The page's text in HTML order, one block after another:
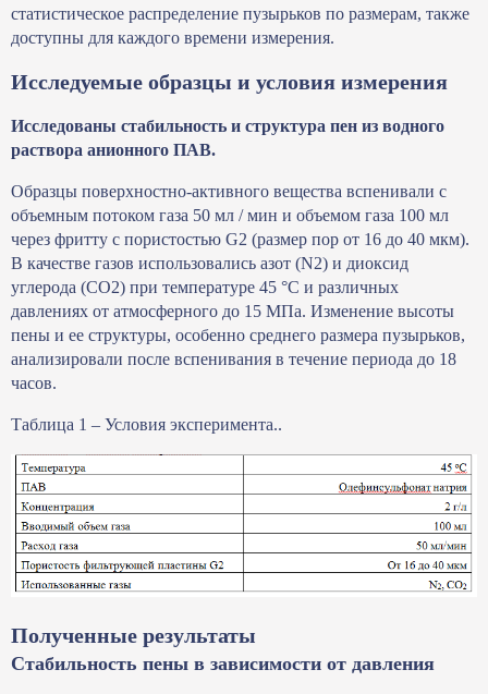
статистическое распределение пузырьков по размерам, также
доступны для каждого времени измерения.
Исследуемые образцы и условия измерения
Исследованы стабильность и структура пен из водного
раствора анионного ПАВ.
Образцы поверхностно-активного вещества вспенивали с
объемным потоком газа 50 мл / мин и объемом газа 100 мл
через фритту с пористостью G2 (размер пор от 16 до 40 мкм).
В качестве газов использовались азот (N2) и диоксид
углерода (CO2) при температуре 45 °C и различных
давлениях от атмосферного до 15 МПа. Изменение высоты
пены и ее структуры, особенно среднего размера пузырьков,
анализировали после вспенивания в течение периода до 18
часов.
Таблица 1 – Условия эксперимента..
Полученные результаты
Стабильность пены в зависимости от давления